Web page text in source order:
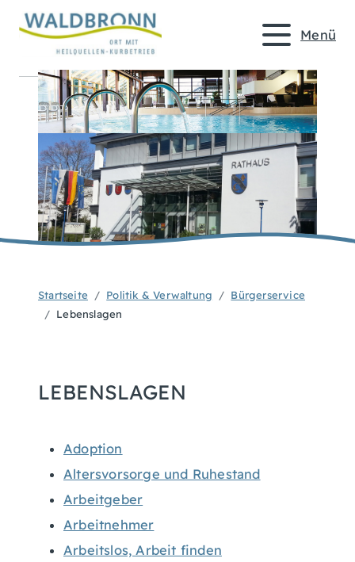
Menü
Startseite Politik & Verwaltung
Bürgerservice
Lebenslagen
LEBENSLAGEN
Adoption
Altersvorsorge und Ruhestand
Arbeitgeber
Arbeitnehmer
Arbeitslos, Arbeit finden